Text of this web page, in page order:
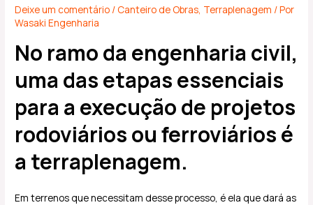
Deixe um comentário / Canteiro de Obras, Terraplenagem / Por
Wasaki Engenharia
No ramo da engenharia civil,
uma das etapas essenciais
para a execução de projetos
rodoviários ou ferroviários é
a terraplenagem.
Em terrenos que necessitam desse processo, é ela que dará as